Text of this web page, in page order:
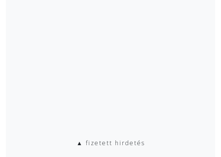
▲ fizetett hirdetés